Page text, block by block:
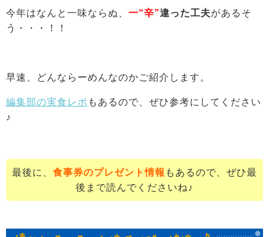
今年はなんと一味ならぬ、 一“辛”違った工夫があるそ
う・・・！！
早速、どんならーめんなのかご紹介します。
編集部の実食レポ もあるので、ぜひ参考にしてください
♪
最後に、 食事券のプレゼント情報 もあるので、ぜひ最
後まで読んでくださいね♪